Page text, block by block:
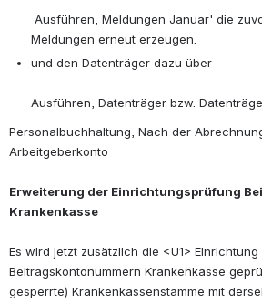
Ausführen, Meldungen Januar' die
Meldungen erneut erzeugen.
und den Datenträger dazu über
Ausführen, Datenträger bzw.
Personalbuchhaltung, Nach der
Arbeitgeberkonto
Erweiterung der Einrichtungsprüfung
Krankenkasse
Es wird jetzt zusätzlich die <U1> Einrichtung
Beitragskontonummern Krankenkasse
gesperrte) Krankenkassenstämme mit